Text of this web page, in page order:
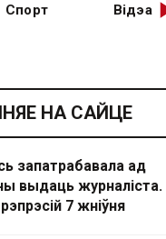
Спорт Відэа
НА САЙЦЕ
запатрабавала ад
выдаць журналіста.
рэпрэсій 7 жніўня